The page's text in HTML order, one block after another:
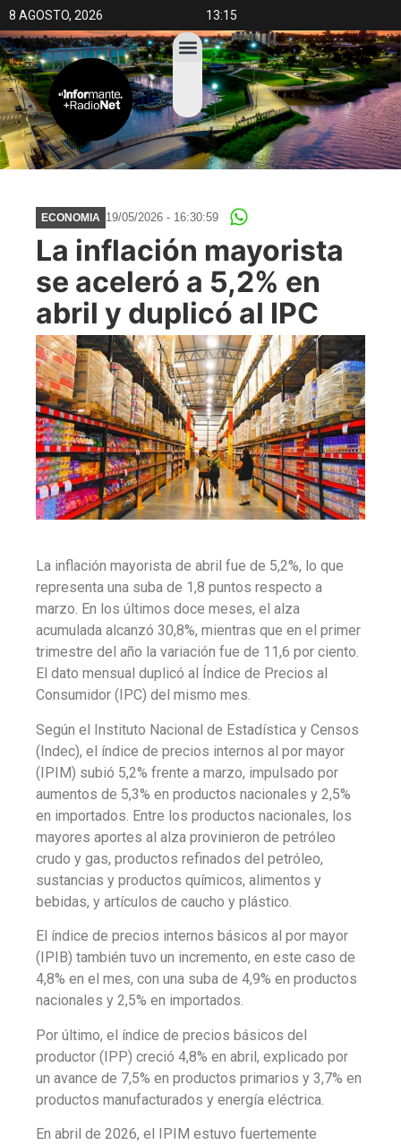
8 AGOSTO, 2026 13:15
ECONOMIA 19/05/2026 - 16:30:59
La inflación mayorista
se aceleró a 5,2% en
abril y duplicó al IPC
La inflación mayorista de abril fue de 5,2%, lo que
representa una suba de 1,8 puntos respecto a
marzo. En los últimos doce meses, el alza
acumulada alcanzó 30,8%, mientras que en el primer
trimestre del año la variación fue de 11,6 por ciento.
El dato mensual duplicó al Índice de Precios al
Consumidor (IPC) del mismo mes.
Según el Instituto Nacional de Estadística y Censos
(Indec), el índice de precios internos al por mayor
(IPIM) subió 5,2% frente a marzo, impulsado por
aumentos de 5,3% en productos nacionales y 2,5%
en importados. Entre los productos nacionales, los
mayores aportes al alza provinieron de petróleo
crudo y gas, productos refinados del petróleo,
sustancias y productos químicos, alimentos y
bebidas, y artículos de caucho y plástico.
El índice de precios internos básicos al por mayor
(IPIB) también tuvo un incremento, en este caso de
4,8% en el mes, con una suba de 4,9% en productos
nacionales y 2,5% en importados.
Por último, el índice de precios básicos del
productor (IPP) creció 4,8% en abril, explicado por
un avance de 7,5% en productos primarios y 3,7% en
productos manufacturados y energía eléctrica.
En abril de 2026, el IPIM estuvo fuertemente